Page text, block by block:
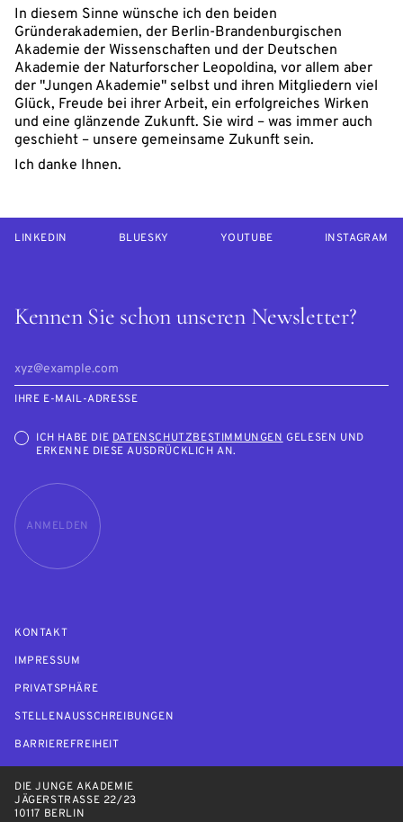
In diesem Sinne wünsche ich den beiden
Gründerakademien, der Berlin-Brandenburgischen
Akademie der Wissenschaften und der Deutschen
Akademie der Naturforscher Leopoldina, vor allem aber
der "Jungen Akademie" selbst und ihren Mitgliedern viel
Glück, Freude bei ihrer Arbeit, ein erfolgreiches Wirken
und eine glänzende Zukunft. Sie wird – was immer auch
geschieht – unsere gemeinsame Zukunft sein.
Ich danke Ihnen.
Kennen Sie schon unseren Newsletter?
IHRE E-MAIL-ADRESSE
ICH HABE DIE DATENSCHUTZBESTIMMUNGEN GELESEN UND
ERKENNE DIESE AUSDRÜCKLICH AN.
ANMELDEN
LINKEDIN BLUESKY YOUTUBE INSTAGRAM
KONTAKT
IMPRESSUM
PRIVATSPHÄRE
STELLENAUSSCHREIBUNGEN
BARRIEREFREIHEIT
DIE JUNGE AKADEMIE
JÄGERSTRASSE 22/23
10117 BERLIN